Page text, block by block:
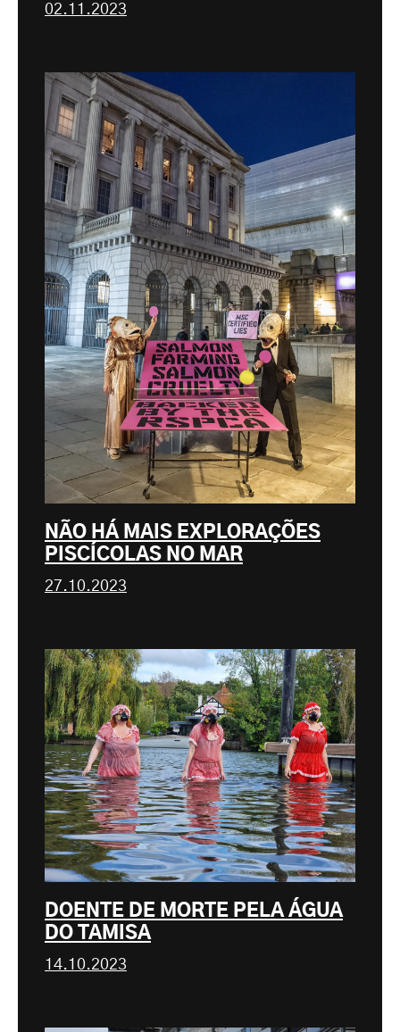
02.11.2023
NÃO HÁ MAIS EXPLORAÇÕES
PISCÍCOLAS NO MAR
27.10.2023
DOENTE DE MORTE PELA ÁGUA
DO TAMISA
14.10.2023